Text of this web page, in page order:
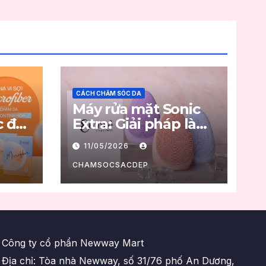
đột
CÁCH CHĂM SÓC DA
Máy rửa mặt Sonic
Extra: Giải pháp làm
sạch sâu và hướng
dẫn sử dụng đúng
chuẩn
11/05/2026
CHAMSOCSACDEP
Công ty cổ phẩn Newway Mart
Địa chỉ: Tòa nhà Newway, số 31/76 phố An Dương,